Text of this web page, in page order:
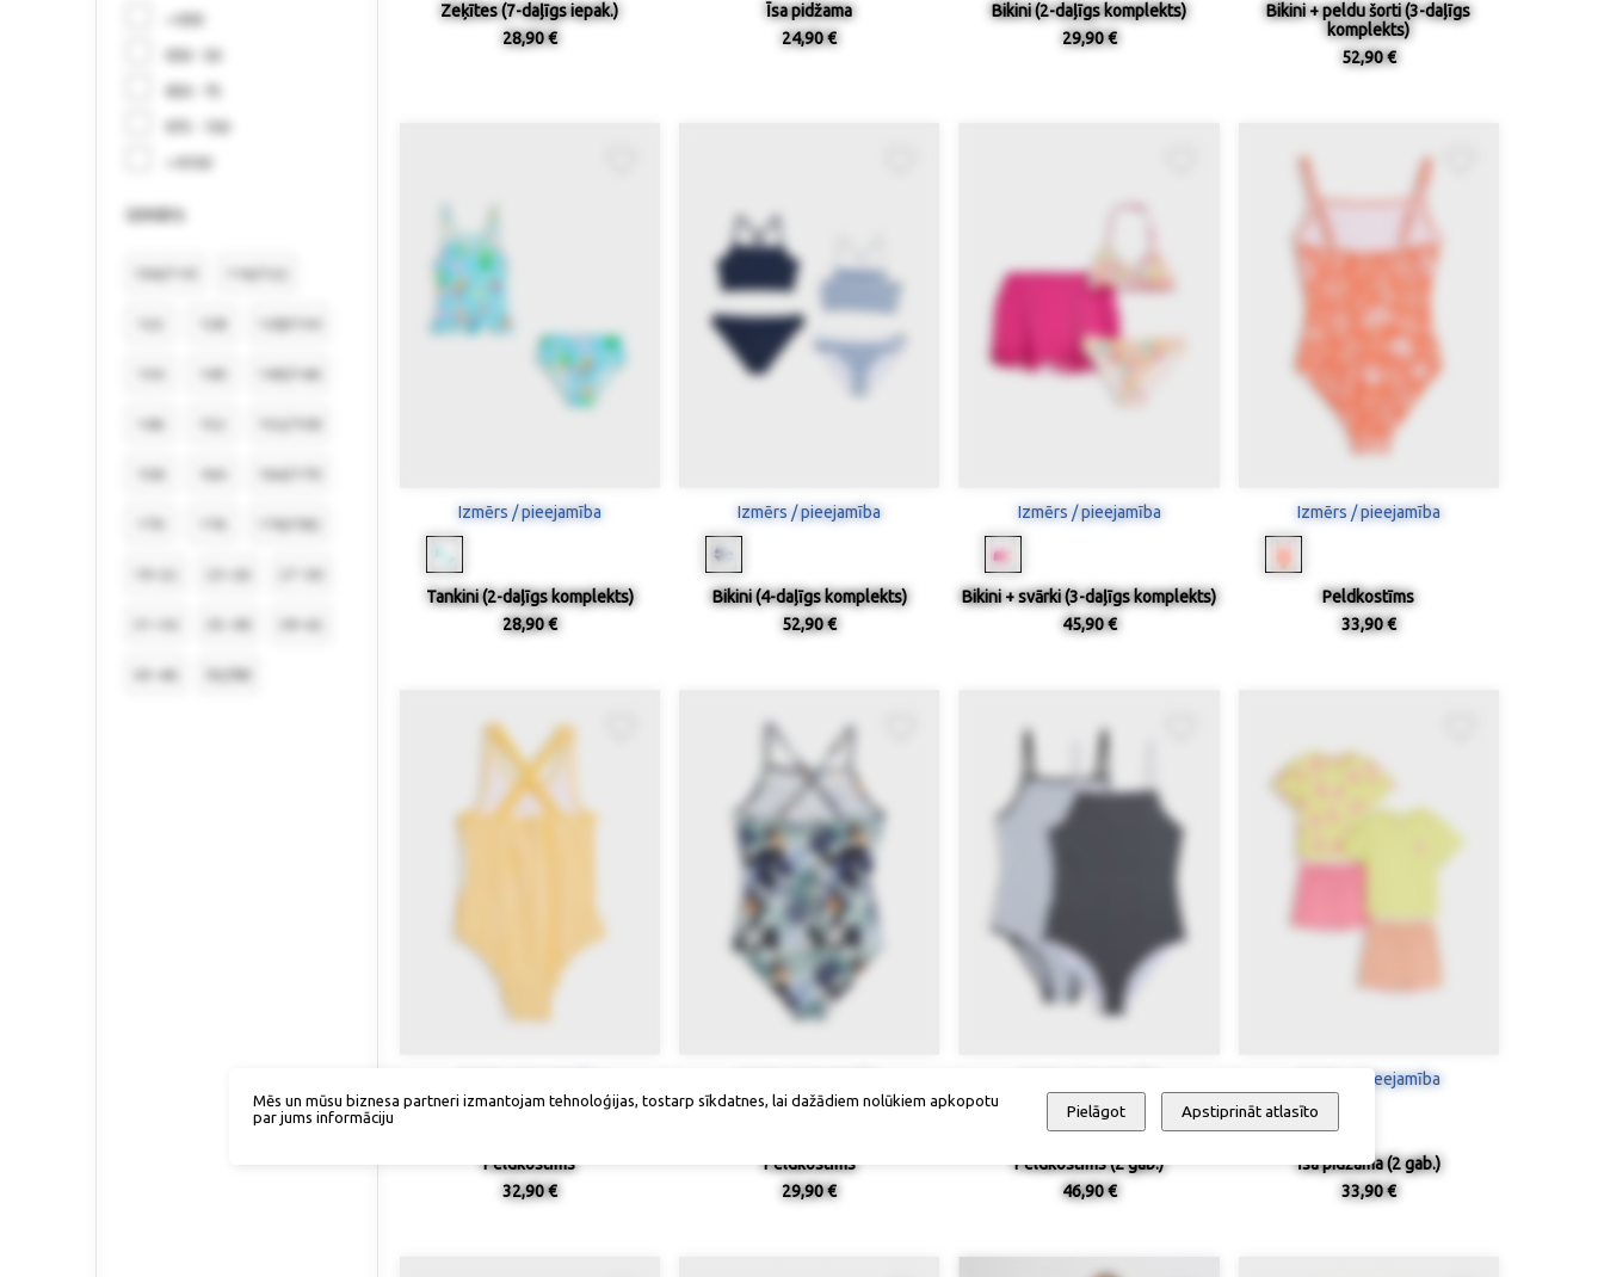
< €30
€30 - 50
€50 - 75
€75 - 150
> €150
izmērs
Zeķītes (7-daļīgs iepak.)
28,90 €
Īsa pidžama
24,90 €
Bikini (2-daļīgs komplekts)
29,90 €
Bikini + peldu šorti (3-daļīgs
komplekts)
52,90 €
Izmērs / pieejamība
Tankini (2-daļīgs komplekts)
28,90 €
Izmērs / pieejamība
Bikini (4-daļīgs komplekts)
52,90 €
Izmērs / pieejamība
Bikini + svārki (3-daļīgs komplekts)
45,90 €
Izmērs / pieejamība
Peldkostīms
33,90 €
Peldkostīms
32,90 €
Peldkostīms
29,90 €
Peldkostīms (2 gab.)
46,90 €
Izmērs / pieejamība
Īsa pidžama (2 gab.)
33,90 €
Mēs un mūsu biznesa partneri izmantojam tehnoloģijas, tostarp sīkdatnes, lai dažādiem nolūkiem apkopotu
par jums informāciju
Pielāgot Apstiprināt atlasīto